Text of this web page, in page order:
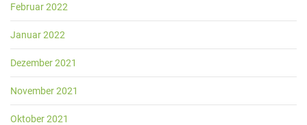
Februar 2022
Januar 2022
Dezember 2021
November 2021
Oktober 2021